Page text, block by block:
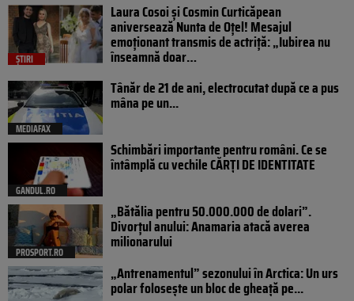
ȘTIRI
Laura Cosoi și Cosmin Curticăpean
aniversează Nunta de Oțel! Mesajul
emoționant transmis de actriță: „Iubirea nu
înseamnă doar…
MEDIAFAX
Tânăr de 21 de ani, electrocutat după ce a pus
mâna pe un...
GANDUL.RO
Schimbări importante pentru români. Ce se
întâmplă cu vechile CĂRȚI DE IDENTITATE
PROSPORT.RO
„Bătălia pentru 50.000.000 de dolari”.
Divorțul anului: Anamaria atacă averea
milionarului
„Antrenamentul” sezonului în Arctica: Un urs
polar folosește un bloc de gheață pe...